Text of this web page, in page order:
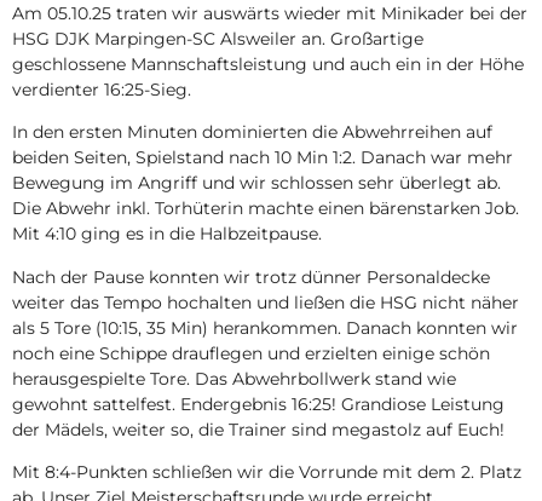
Am 05.10.25 traten wir auswärts wieder mit Minikader bei der
HSG DJK Marpingen-SC Alsweiler an. Großartige
geschlossene Mannschaftsleistung und auch ein in der Höhe
verdienter 16:25-Sieg.
In den ersten Minuten dominierten die Abwehrreihen auf
beiden Seiten, Spielstand nach 10 Min 1:2. Danach war mehr
Bewegung im Angriff und wir schlossen sehr überlegt ab.
Die Abwehr inkl. Torhüterin machte einen bärenstarken Job.
Mit 4:10 ging es in die Halbzeitpause.
Nach der Pause konnten wir trotz dünner Personaldecke
weiter das Tempo hochalten und ließen die HSG nicht näher
als 5 Tore (10:15, 35 Min) herankommen. Danach konnten wir
noch eine Schippe drauflegen und erzielten einige schön
herausgespielte Tore. Das Abwehrbollwerk stand wie
gewohnt sattelfest. Endergebnis 16:25! Grandiose Leistung
der Mädels, weiter so, die Trainer sind megastolz auf Euch!
Mit 8:4-Punkten schließen wir die Vorrunde mit dem 2. Platz